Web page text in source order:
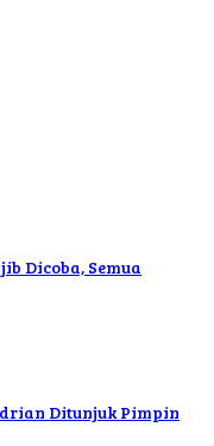
Dicoba, Semua
Ditunjuk Pimpin